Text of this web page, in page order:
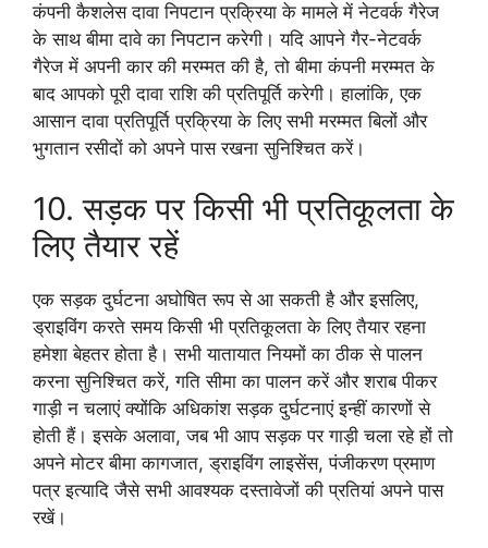
कंपनी कैशलेस दावा निपटान प्रक्रिया के मामले में नेटवर्क गैरेज
के साथ बीमा दावे का निपटान करेगी। यदि आपने गैर-नेटवर्क
गैरेज में अपनी कार की मरम्मत की है, तो बीमा कंपनी मरम्मत के
बाद आपको पूरी दावा राशि की प्रतिपूर्ति करेगी। हालांकि, एक
आसान दावा प्रतिपूर्ति प्रक्रिया के लिए सभी मरम्मत बिलों और
भुगतान रसीदों को अपने पास रखना सुनिश्चित करें।
10. सड़क पर किसी भी प्रतिकूलता के
लिए तैयार रहें
एक सड़क दुर्घटना अघोषित रूप से आ सकती है और इसलिए,
ड्राइविंग करते समय किसी भी प्रतिकूलता के लिए तैयार रहना
हमेशा बेहतर होता है। सभी यातायात नियमों का ठीक से पालन
करना सुनिश्चित करें, गति सीमा का पालन करें और शराब पीकर
गाड़ी न चलाएं क्योंकि अधिकांश सड़क दुर्घटनाएं इन्हीं कारणों से
होती हैं। इसके अलावा, जब भी आप सड़क पर गाड़ी चला रहे हों तो
अपने मोटर बीमा कागजात, ड्राइविंग लाइसेंस, पंजीकरण प्रमाण
पत्र इत्यादि जैसे सभी आवश्यक दस्तावेजों की प्रतियां अपने पास
रखें।